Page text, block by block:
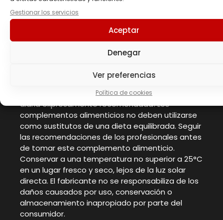
Gestionar los servicios
Aceptar
Denegar
Ver preferencias
Política de cookies
Limitar el uso de medicamentos, comidas o
bebidas que contengan cafeína durante el uso
de este producto. No utilice este producto si
está embarazada o en período de lactancia. El
producto no está indicado para niños de
cualquier edad. Mantener fuera del alcance de
los niños más pequeños. ¡No superar la dosis
diaria expresamente recomendada! Los
complementos alimenticios no deben utilizarse
como sustitutos de una dieta equilibrada. Seguir
las recomendaciones de los profesionales antes
de tomar este complemento alimenticio.
Conservar a una temperatura no superior a 25°C
en un lugar fresco y seco, lejos de la luz solar
directa. El fabricante no se responsabiliza de los
daños causados por uso, conservación o
almacenamiento inapropiado por parte del
consumidor.